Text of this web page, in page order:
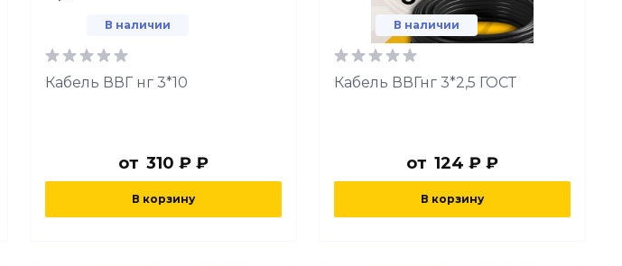
В наличии
Кабель ВВГ нг 3*10
от 310 ₽ ₽
В корзину
В наличии
Кабель ВВГнг 3*2,5 ГОСТ
от 124 ₽ ₽
В корзину